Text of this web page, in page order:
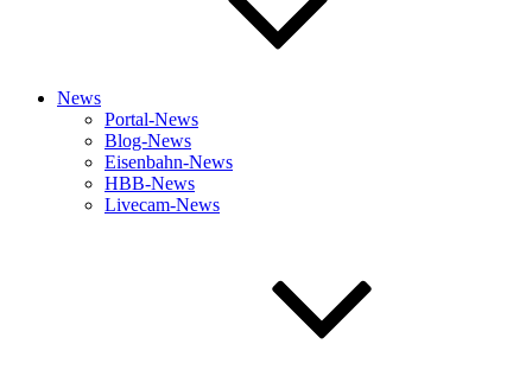
News
Portal-News
Blog-News
Eisenbahn-News
HBB-News
Livecam-News